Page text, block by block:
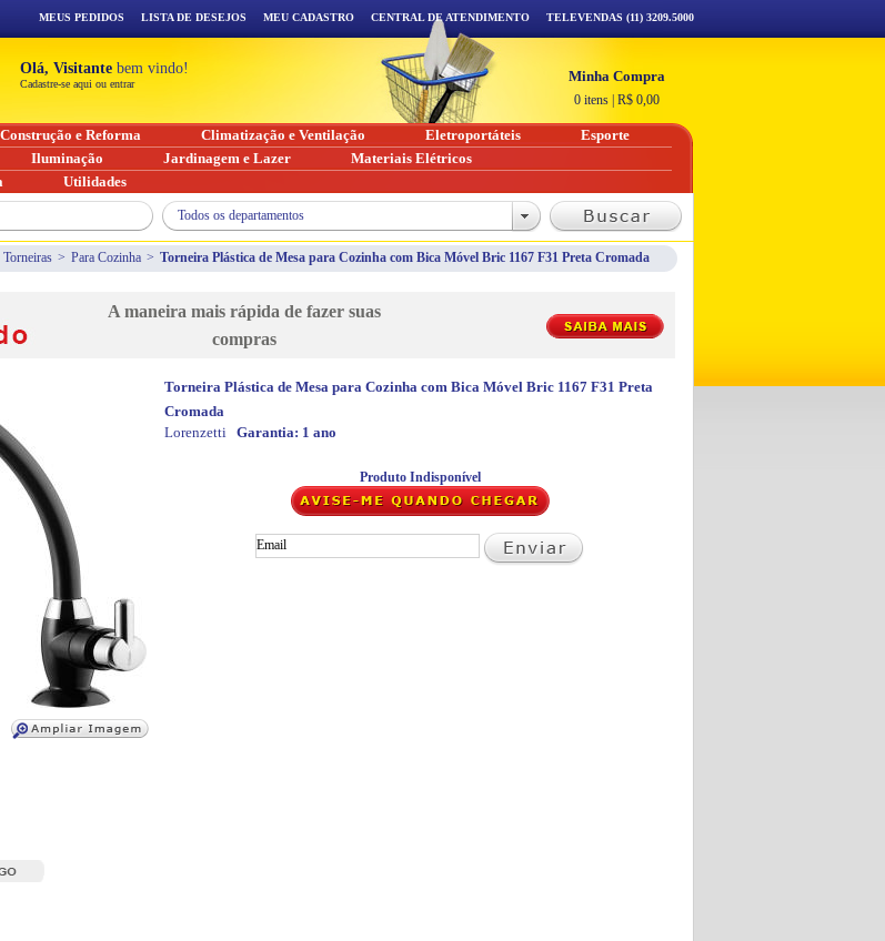
Torneiras > Para Cozinha > Torneira Plástica de Mesa para Cozinha com Bica Móvel Bric 1167 F31 Preta Cromada
A maneira mais rápida de fazer suas
compras
Torneira Plástica de Mesa para Cozinha com Bica Móvel Bric 1167 F31 Preta
Cromada
Lorenzetti Garantia: 1 ano
Produto Indisponível
MEUS PEDIDOS LISTA DE DESEJOS MEU CADASTRO CENTRAL DE ATENDIMENTO TELEVENDAS (11) 3209.5000
Olá, Visitante bem vindo!
Cadastre-se aqui ou entrar Minha Compra
0 itens R$ 0,00
Construção e Reforma Climatização e Ventilação Eletroportáteis
Esporte
Iluminação Jardinagem e Lazer
Materiais Elétricos
Utilidades
Todos os departamentos